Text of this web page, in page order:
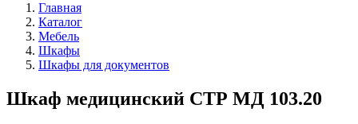
Главная
Каталог
Мебель
Шкафы
Шкафы для документов
Шкаф медицинский СТР МД 103.20